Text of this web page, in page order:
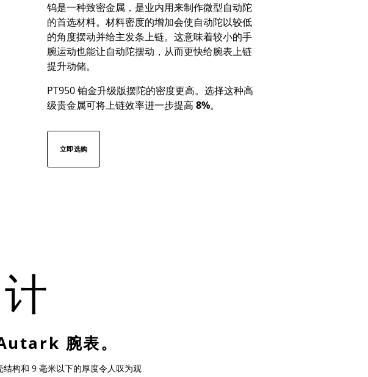
钨是一种致密金属，是业内用来制作微型自动陀
的首选材料。材料密度的增加会使自动陀以较低
的角度摆动并给主发条上链。这意味着较小的手
腕运动也能让自动陀摆动，从而更快给腕表上链
提升动储。
PT950 铂金升级版摆陀的密度更高。选择这种高
级贵金属可将上链效率进一步提高 8%。
立即选购
腕表。
结构和 9 毫米以下的厚度令人叹为观